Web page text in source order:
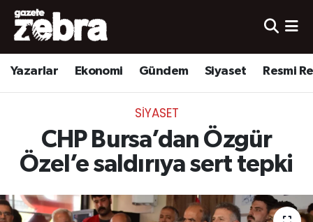
Yazarlar Ekonomi Gündem Siyaset Resmi
SIYASET
CHP Bursa’dan Özgür
Özel’e saldırıya sert tepki
Yazarlar
Ekonomi
Yerel
Spor
Nöbetçi Eczaneler
Hava Durumu
Süper Lig Puan Durumu ve Fikstür
Tüm Manşetler